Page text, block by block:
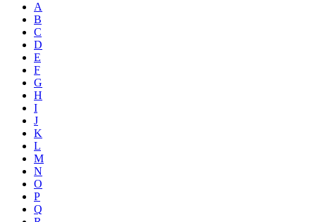
A
B
C
D
E
F
G
H
I
J
K
L
M
N
O
P
Q